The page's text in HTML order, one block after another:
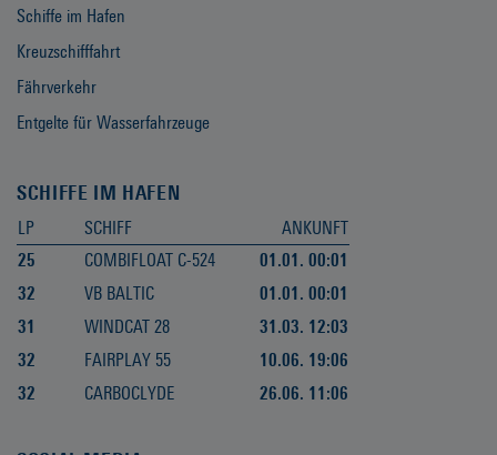
Schiffe im Hafen
Kreuzschifffahrt
Fährverkehr
Entgelte für Wasserfahrzeuge
SCHIFFE IM HAFEN
LP SCHIFF
ANKUNFT
25
COMBIFLOAT C-524
01.01. 00:01
32
VB BALTIC
01.01. 00:01
31
WINDCAT 28
31.03. 12:03
32
FAIRPLAY 55
10.06. 19:06
32
CARBOCLYDE 26.06. 11:06